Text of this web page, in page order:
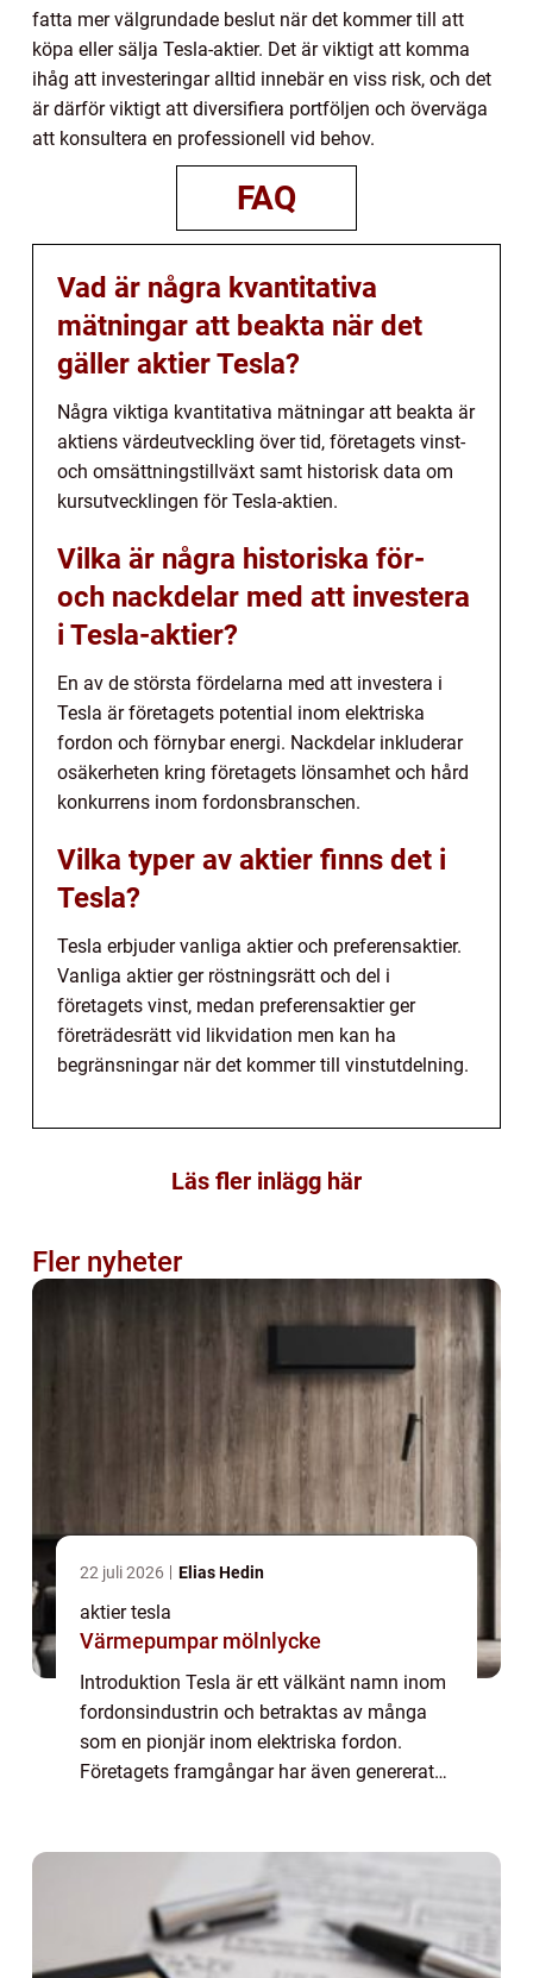
fatta mer välgrundade beslut när det kommer till att
köpa eller sälja Tesla-aktier. Det är viktigt att komma
ihåg att investeringar alltid innebär en viss risk, och det
är därför viktigt att diversifiera portföljen och överväga
att konsultera en professionell vid behov.
FAQ
Vad är några kvantitativa
mätningar att beakta när det
gäller aktier Tesla?
Några viktiga kvantitativa mätningar att beakta är
aktiens värdeutveckling över tid, företagets vinst-
och omsättningstillväxt samt historisk data om
kursutvecklingen för Tesla-aktien.
Vilka är några historiska för-
och nackdelar med att investera
i Tesla-aktier?
En av de största fördelarna med att investera i
Tesla är företagets potential inom elektriska
fordon och förnybar energi. Nackdelar inkluderar
osäkerheten kring företagets lönsamhet och hård
konkurrens inom fordonsbranschen.
Vilka typer av aktier finns det i
Tesla?
Tesla erbjuder vanliga aktier och preferensaktier.
Vanliga aktier ger röstningsrätt och del i
företagets vinst, medan preferensaktier ger
företrädesrätt vid likvidation men kan ha
begränsningar när det kommer till vinstutdelning.
Läs fler inlägg här
Fler nyheter
22 juli 2026 Elias Hedin
aktier tesla
Värmepumpar mölnlycke
Introduktion Tesla är ett välkänt namn inom
fordonsindustrin och betraktas av många
som en pionjär inom elektriska fordon.
Företagets framgångar har även genererat